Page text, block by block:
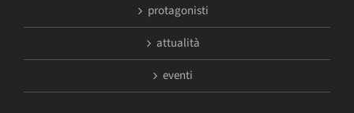
protagonisti
attualità
eventi